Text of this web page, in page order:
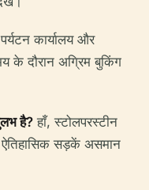
कार्यालय और
के दौरान अग्रिम बुकिंग
है? हाँ, स्टोलपरस्टीन
सड़कें असमान